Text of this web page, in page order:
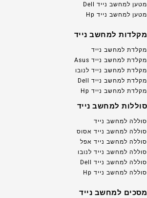
מטען למחשב נייד Dell
מטען למחשב נייד Hp
מקלדות למחשב נייד
מקלדת למחשב נייד
מקלדת למחשב נייד Asus
מקלדת למחשב נייד לנובו
מקלדת למחשב נייד Dell
מקלדת למחשב נייד Hp
סוללות למחשב נייד
סוללה למחשב נייד
סוללה למחשב נייד אסוס
סוללה למחשב נייד אפל
סוללה למחשב נייד לנובו
סוללה למחשב נייד Dell
סוללה למחשב נייד Hp
מסכים למחשב נייד